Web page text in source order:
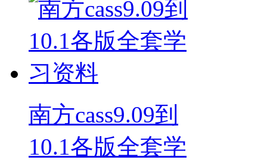
南方cass9.09到
10.1各版全套学